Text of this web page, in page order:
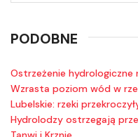
PODOBNE
Ostrzeżenie hydrologiczne
Wzrasta poziom wód w
Lubelskie: rzeki
Hydrolodzy ostrzegają